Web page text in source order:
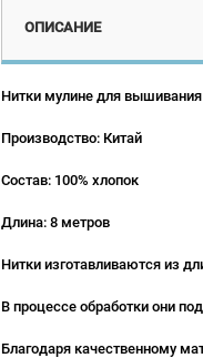
ОПИСАНИЕ
Нитки мулине для вышивания
Производство: Китай
Состав: 100% хлопок
Длина: 8 метров
Нитки изготавливаются из
В процессе обработки они
Благодаря качественному